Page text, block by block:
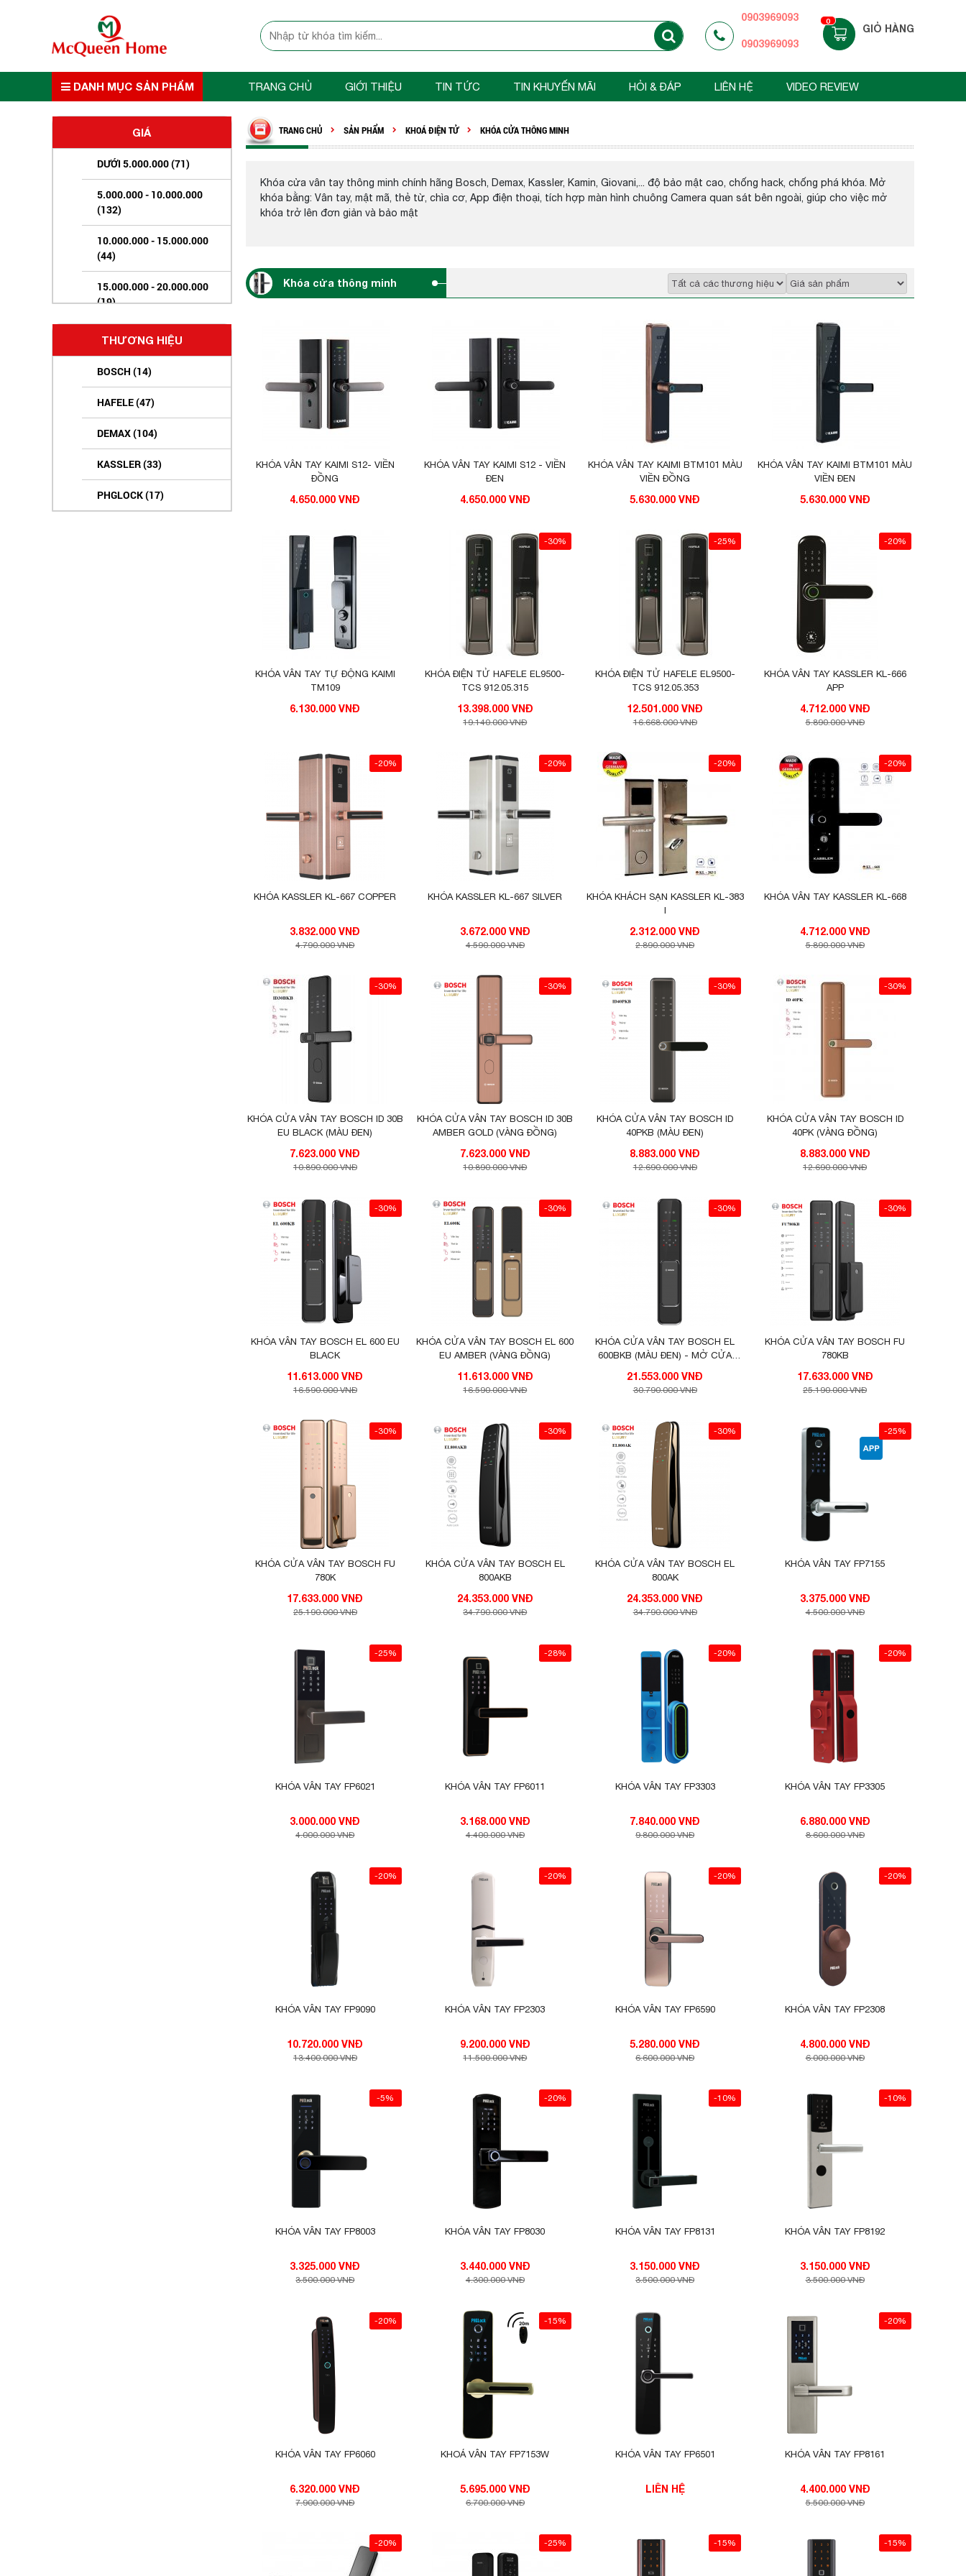
0903969093
0903969093
0
GIỎ HÀNG
DANH MỤC SẢN PHẨM TRANG CHỦ GIỚI THIỆU TIN TỨC TIN KHUYẾN MÃI HỎI & ĐÁP LIÊN HỆ VIDEO REVIEW
TRANG CHỦ SẢN PHẨM KHOÁ ĐIỆN TỬ KHÓA CỬA THÔNG MINH
Khóa cửa vân tay thông minh chính hãng Bosch, Demax, Kassler, Kamin, Giovani,... độ bảo mật cao, chống hack, chống phá khóa. Mở
khóa bằng: Vân tay, mật mã, thẻ từ, chìa cơ, App điện thoại, tích hợp màn hình chuông Camera quan sát bên ngoài, giúp cho việc mở
khóa trở lên đơn giản và bảo mật
Khóa cửa thông minh
KHÓA VÂN TAY KAIMI S12- VIỀN
ĐỒNG
4.650.000 VNĐ
KHÓA VÂN TAY KAIMI S12 - VIỀN
ĐEN
4.650.000 VNĐ
KHÓA VÂN TAY KAIMI BTM101 MÀU
VIỀN ĐỒNG
5.630.000 VNĐ
KHÓA VÂN TAY KAIMI BTM101 MÀU
VIỀN ĐEN
5.630.000 VNĐ
KHÓA VÂN TAY TỰ ĐỘNG KAIMI
TM109
6.130.000 VNĐ
-30%
KHÓA ĐIỆN TỬ HAFELE EL9500-
TCS 912.05.315
13.398.000 VNĐ
19.140.000 VNĐ
-25%
KHÓA ĐIỆN TỬ HAFELE EL9500-
TCS 912.05.353
12.501.000 VNĐ
16.668.000 VNĐ
-20%
KHÓA VÂN TAY KASSLER KL-666
APP
4.712.000 VNĐ
5.890.000 VNĐ
-20%
KHÓA KASSLER KL-667 COPPER
3.832.000 VNĐ
4.790.000 VNĐ
-20%
KHÓA KASSLER KL-667 SILVER
3.672.000 VNĐ
4.590.000 VNĐ
-20%
KHÓA KHÁCH SẠN KASSLER KL-383
I
2.312.000 VNĐ
2.890.000 VNĐ
-20%
KHÓA VÂN TAY KASSLER KL-668
4.712.000 VNĐ
5.890.000 VNĐ
-30%
KHÓA CỬA VÂN TAY BOSCH ID 30B
EU BLACK (MÀU ĐEN)
7.623.000 VNĐ
10.890.000 VNĐ
-30%
KHÓA CỬA VÂN TAY BOSCH ID 30B
AMBER GOLD (VÀNG ĐỒNG)
7.623.000 VNĐ
10.890.000 VNĐ
-30%
KHÓA CỬA VÂN TAY BOSCH ID
40PKB (MÀU ĐEN)
8.883.000 VNĐ
12.690.000 VNĐ
-30%
KHÓA CỬA VÂN TAY BOSCH ID
40PK (VÀNG ĐỒNG)
8.883.000 VNĐ
12.690.000 VNĐ
-30%
KHÓA VÂN TAY BOSCH EL 600 EU
BLACK
11.613.000 VNĐ
16.590.000 VNĐ
-30%
KHÓA CỬA VÂN TAY BOSCH EL 600
EU AMBER (VÀNG ĐỒNG)
11.613.000 VNĐ
16.590.000 VNĐ
-30%
KHÓA CỬA VÂN TAY BOSCH EL
600BKB (MÀU ĐEN) - MỞ CỬA
21.553.000 VNĐ
30.790.000 VNĐ
-30%
KHÓA CỬA VÂN TAY BOSCH FU
780KB
17.633.000 VNĐ
25.190.000 VNĐ
-30%
KHÓA CỬA VÂN TAY BOSCH FU
780K
17.633.000 VNĐ
25.190.000 VNĐ
-30%
KHÓA CỬA VÂN TAY BOSCH EL
800AKB
24.353.000 VNĐ
34.790.000 VNĐ
-30%
KHÓA CỬA VÂN TAY BOSCH EL
800AK
24.353.000 VNĐ
34.790.000 VNĐ
-25%
KHÓA VÂN TAY FP7155
3.375.000 VNĐ
4.500.000 VNĐ
-25%
KHÓA VÂN TAY FP6021
3.000.000 VNĐ
4.000.000 VNĐ
-28%
KHÓA VÂN TAY FP6011
3.168.000 VNĐ
4.400.000 VNĐ
-20%
KHÓA VÂN TAY FP3303
7.840.000 VNĐ
9.800.000 VNĐ
-20%
KHÓA VÂN TAY FP3305
6.880.000 VNĐ
8.600.000 VNĐ
-20%
KHÓA VÂN TAY FP9090
10.720.000 VNĐ
13.400.000 VNĐ
-20%
KHÓA VÂN TAY FP2303
9.200.000 VNĐ
11.500.000 VNĐ
-20%
KHÓA VÂN TAY FP6590
5.280.000 VNĐ
6.600.000 VNĐ
-20%
KHÓA VÂN TAY FP2308
4.800.000 VNĐ
6.000.000 VNĐ
-5%
KHÓA VÂN TAY FP8003
3.325.000 VNĐ
3.500.000 VNĐ
-20%
KHÓA VÂN TAY FP8030
3.440.000 VNĐ
4.300.000 VNĐ
-10%
KHÓA VÂN TAY FP8131
3.150.000 VNĐ
3.500.000 VNĐ
-10%
KHÓA VÂN TAY FP8192
3.150.000 VNĐ
3.500.000 VNĐ
-20%
KHÓA VÂN TAY FP6060
6.320.000 VNĐ
7.900.000 VNĐ
-15%
KHOÁ VÂN TAY FP7153W
5.695.000 VNĐ
6.700.000 VNĐ
KHÓA VÂN TAY FP6501
LIÊN HỆ
-20%
KHÓA VÂN TAY FP8161
4.400.000 VNĐ
5.500.000 VNĐ
-20% -25% -15% -15%
GIÁ
DƯỚI 5.000.000 (71)
5.000.000 - 10.000.000
(132)
10.000.000 - 15.000.000
(44)
15.000.000 - 20.000.000
(19)
20.000.000 - 30.000.000 (8)
THƯƠNG HIỆU
BOSCH (14)
HAFELE (47)
DEMAX (104)
KASSLER (33)
PHGLOCK (17)